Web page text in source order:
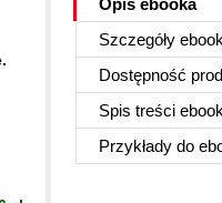
Opis ebooka
Szczegóły
Dostępność
Spis treści
Przykłady do